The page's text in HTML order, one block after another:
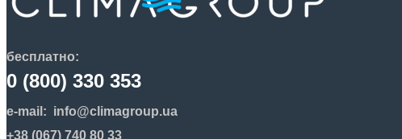
бесплатно:
0 (800) 330 353
e-mail: info@climagroup.ua
+38 (067) 740 80 33